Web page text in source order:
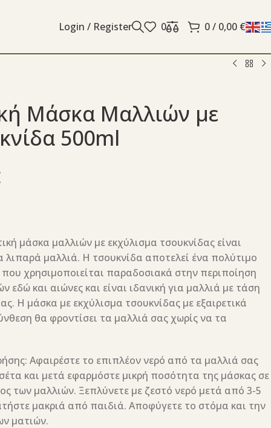
Login / Register 0 0/ 0,00 €
Μάσκα Μαλλιών με
500ml
μάσκα μαλλιών με εκχύλισμα τσουκνίδας είναι
λιπαρά μαλλιά. Η τσουκνίδα αποτελεί ένα πολύτιμο
χρησιμοποιείται παραδοσιακά στην περιποίηση
εδώ και αιώνες και είναι ιδανική για μαλλιά με τάση
Η μάσκα με εκχύλισμα τσουκνίδας με εξαιρετικά
θα φροντίσει τα μαλλιά σας χωρίς να τα
Αφαιρέστε το επιπλέον νερό από τα μαλλιά σας
και μετά εφαρμόστε μικρή ποσότητα της μάσκας σε
των μαλλιών. Ξεπλύνετε με ζεστό νερό μετά από 3-5
μακριά από παιδιά. Αποφύγετε το στόμα και την
ματιών.